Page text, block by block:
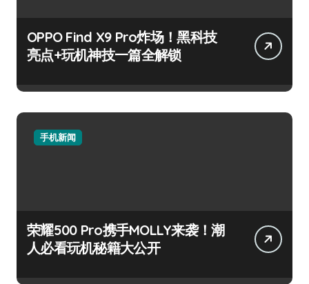
OPPO Find X9 Pro炸场！黑科技
亮点+玩机神技一篇全解锁
手机新闻
荣耀500 Pro携手MOLLY来袭！潮
人必看玩机秘籍大公开